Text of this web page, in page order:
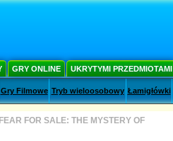
GRY ONLINE UKRYTYMI PRZEDMIOTAMI
Gry Filmowe Tryb wieloosobowy Łamigłówki
FEAR FOR SALE: THE MYSTERY OF